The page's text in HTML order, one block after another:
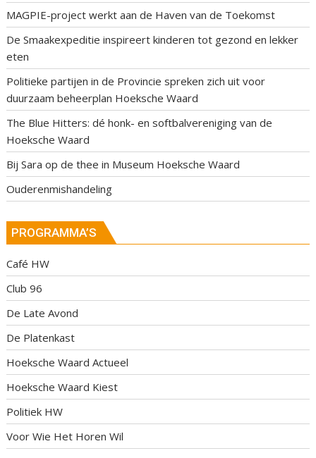
MAGPIE-project werkt aan de Haven van de Toekomst
De Smaakexpeditie inspireert kinderen tot gezond en lekker
eten
Politieke partijen in de Provincie spreken zich uit voor
duurzaam beheerplan Hoeksche Waard
The Blue Hitters: dé honk- en softbalvereniging van de
Hoeksche Waard
Bij Sara op de thee in Museum Hoeksche Waard
Ouderenmishandeling
PROGRAMMA’S
Café HW
Club 96
De Late Avond
De Platenkast
Hoeksche Waard Actueel
Hoeksche Waard Kiest
Politiek HW
Voor Wie Het Horen Wil